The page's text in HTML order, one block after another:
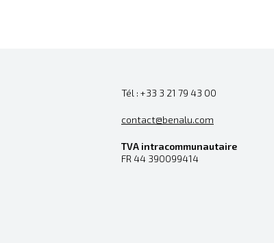
Tél : +33 3 21 79 43 00
contact@benalu.com
TVA intracommunautaire
FR 44 390099414